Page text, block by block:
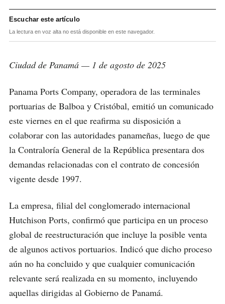
Escuchar este artículo
La lectura en voz alta no está disponible en este navegador.
Ciudad de Panamá — 1 de agosto de 2025
Panama Ports Company, operadora de las terminales
portuarias de Balboa y Cristóbal, emitió un comunicado
este viernes en el que reafirma su disposición a
colaborar con las autoridades panameñas, luego de que
la Contraloría General de la República presentara dos
demandas relacionadas con el contrato de concesión
vigente desde 1997.
La empresa, filial del conglomerado internacional
Hutchison Ports, confirmó que participa en un proceso
global de reestructuración que incluye la posible venta
de algunos activos portuarios. Indicó que dicho proceso
aún no ha concluido y que cualquier comunicación
relevante será realizada en su momento, incluyendo
aquellas dirigidas al Gobierno de Panamá.